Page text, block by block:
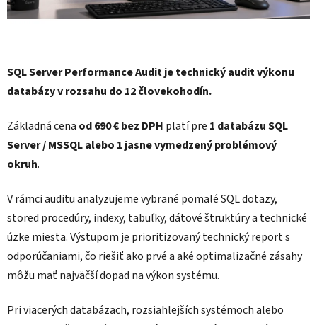
SQL Server Performance Audit je technický audit výkonu
databázy v rozsahu do 12 človekohodín.
Základná cena od 690 € bez DPH platí pre 1 databázu SQL
Server / MSSQL alebo 1 jasne vymedzený problémový
okruh.
V rámci auditu analyzujeme vybrané pomalé SQL dotazy,
stored procedúry, indexy, tabuľky, dátové štruktúry a technické
úzke miesta. Výstupom je prioritizovaný technický report s
odporúčaniami, čo riešiť ako prvé a aké optimalizačné zásahy
môžu mať najväčší dopad na výkon systému.
Pri viacerých databázach, rozsiahlejších systémoch alebo